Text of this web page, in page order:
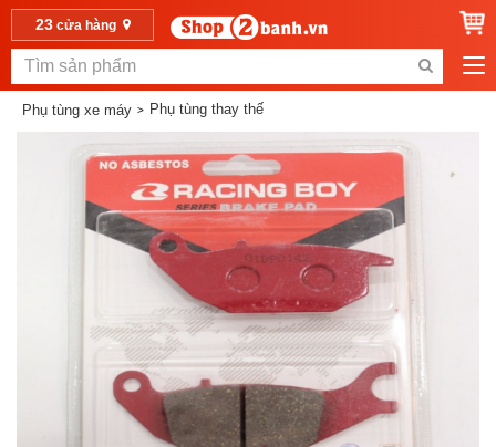
23cửa hàng
Phụ tùng xe máy Phụ tùng thay thế